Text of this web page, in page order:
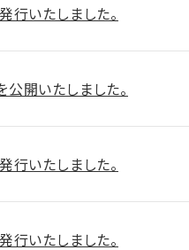
行いたしました。
開いたしました。
行いたしました。
行いたしました。